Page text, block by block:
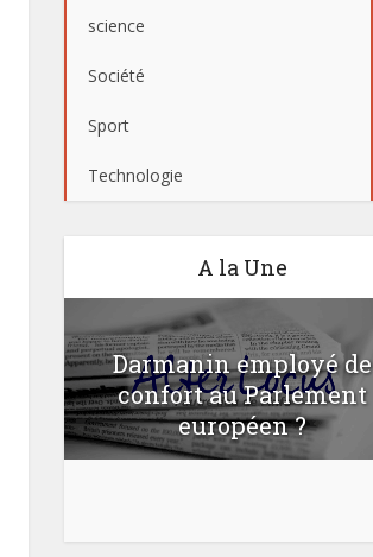
science
Société
Sport
Technologie
A la Une
Darmanin employé de
confort au Parlement
européen ?